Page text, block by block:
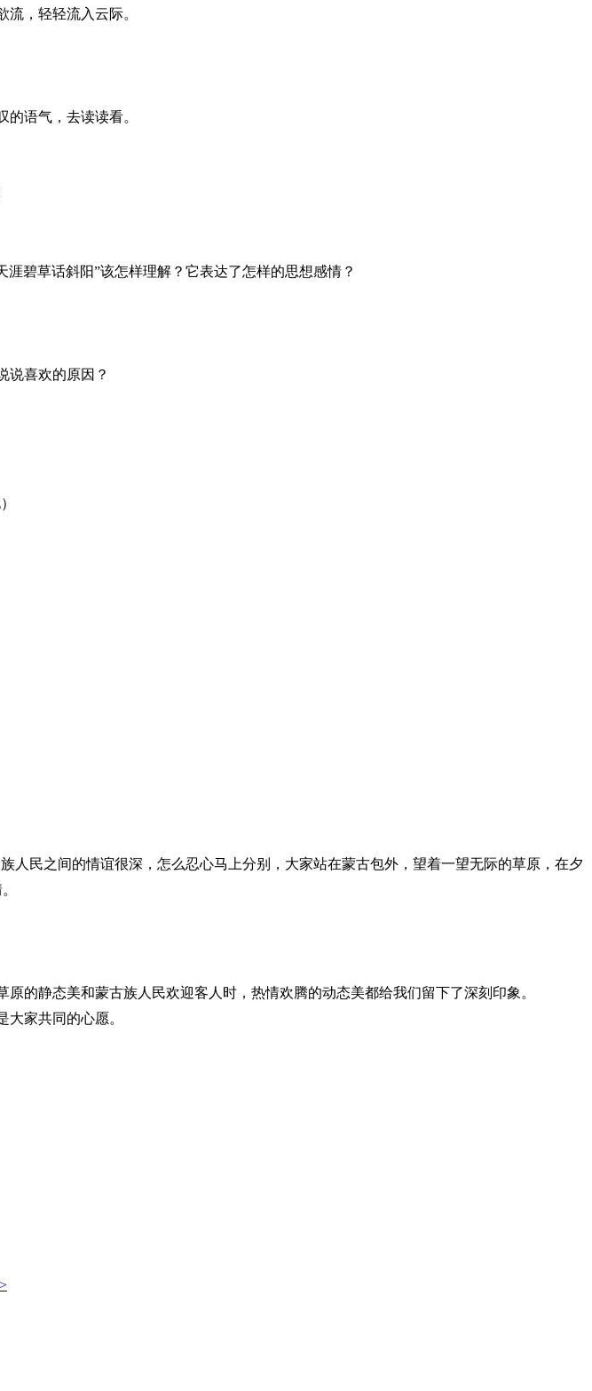
，轻轻流入云际。
语气，去读读看。
涯碧草话斜阳”该怎样理解？它表达了怎样的思想感情？
说喜欢的原因？
民之间的情谊很深，怎么忍心马上分别，大家站在蒙古包外，望着一望无际的草原，在夕
的静态美和蒙古族人民欢迎客人时，热情欢腾的动态美都给我们留下了深刻印象。
家共同的心愿。